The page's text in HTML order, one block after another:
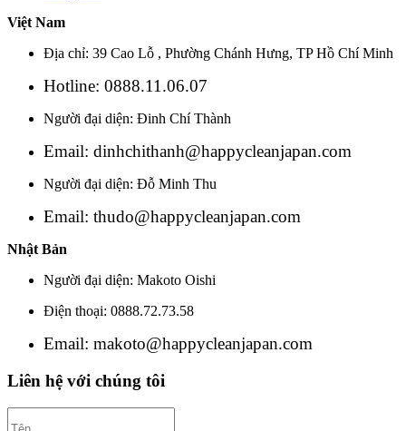
Việt Nam
Địa chỉ: 39 Cao Lỗ , Phường Chánh Hưng, TP Hồ Chí Minh
Hotline: 0888.11.06.07
Người đại diện: Đinh Chí Thành
Email: dinhchithanh@happycleanjapan.com
Người đại diện: Đỗ Minh Thu
Email: thudo@happycleanjapan.com
Nhật Bản
Người đại diện: Makoto Oishi
Điện thoại: 0888.72.73.58
Email: makoto@happycleanjapan.com
Liên hệ với chúng tôi